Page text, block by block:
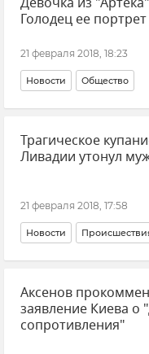
Голодец ее портрет
21 февраля 2018, 18:23
Новости Общество
Трагическое
Ливадии утонул
21 февраля 2018, 17:58
Новости
Аксенов
заявление Киева о
сопротивления"